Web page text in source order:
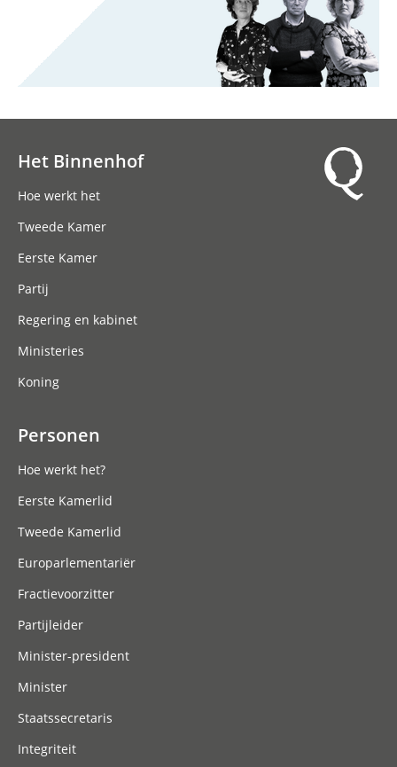
Het Binnenhof
Hoe werkt het
Tweede Kamer
Eerste Kamer
Partij
Regering en kabinet
Ministeries
Koning
Personen
Hoe werkt het?
Eerste Kamerlid
Tweede Kamerlid
Europarlementariër
Fractievoorzitter
Partijleider
Minister-president
Minister
Staatssecretaris
Integriteit